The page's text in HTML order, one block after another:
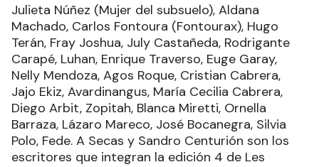
Julieta Núñez (Mujer del subsuelo), Aldana
Machado, Carlos Fontoura (Fontourax), Hugo
Terán, Fray Joshua, July Castañeda, Rodrigante
Carapé, Luhan, Enrique Traverso, Euge Garay,
Nelly Mendoza, Agos Roque, Cristian Cabrera,
Jajo Ekiz, Avardinangus, María Cecilia Cabrera,
Diego Arbit, Zopitah, Blanca Miretti, Ornella
Barraza, Lázaro Mareco, José Bocanegra, Silvia
Polo, Fede. A Secas y Sandro Centurión son los
escritores que integran la edición 4 de Les